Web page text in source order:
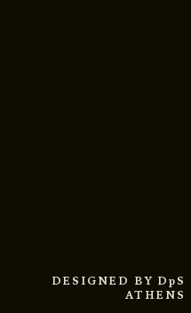
DESIGNED BY DpS
ATHENS